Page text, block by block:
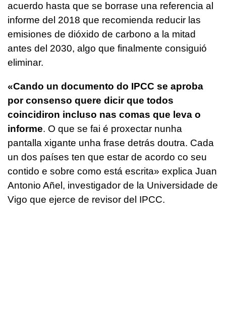
acuerdo hasta que se borrase una referencia al
informe del 2018 que recomienda reducir las
emisiones de dióxido de carbono a la mitad
antes del 2030, algo que finalmente consiguió
eliminar.
«Cando un documento do IPCC se aproba
por consenso quere dicir que todos
coincidiron incluso nas comas que leva o
informe. O que se fai é proxectar nunha
pantalla xigante unha frase detrás doutra. Cada
un dos países ten que estar de acordo co seu
contido e sobre como está escrita» explica Juan
Antonio Añel, investigador de la Universidade de
Vigo que ejerce de revisor del IPCC.